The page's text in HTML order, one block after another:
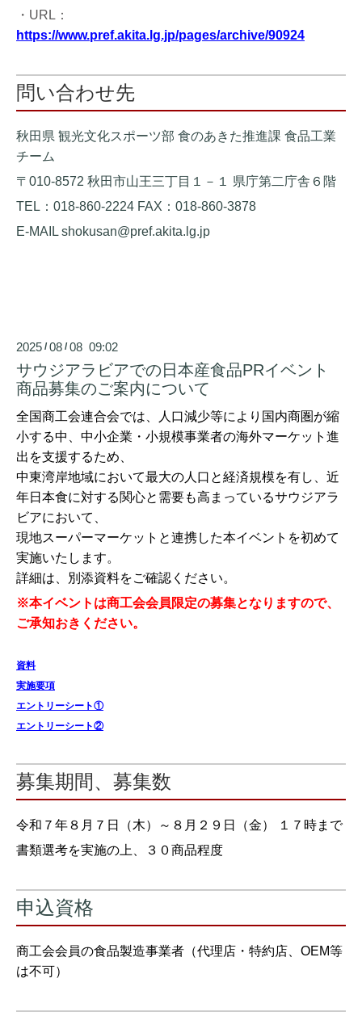
・URL：
https://www.pref.akita.lg.jp/pages/archive/90924
問い合わせ先
秋田県 観光文化スポーツ部 食のあきた推進課 食品工業
チーム
〒010-8572 秋田市山王三丁目１－１ 県庁第二庁舎６階
TEL：018-860-2224 FAX：018-860-3878
E-MAIL shokusan@pref.akita.lg.jp
2025 /08 /08 09:02
サウジアラビアでの日本産食品PRイベント
商品募集のご案内について
全国商工会連合会では、人口減少等により国内商圏が縮
小する中、中小企業・小規模事業者の海外マーケット進
出を支援するため、
中東湾岸地域において最大の人口と経済規模を有し、近
年日本食に対する関心と需要も高まっているサウジアラ
ビアにおいて、
現地スーパーマーケットと連携した本イベントを初めて
実施いたします。
詳細は、別添資料をご確認ください。
※本イベントは商工会会員限定の募集となりますので、
ご承知おきください。
資料
実施要項
エントリーシート①
エントリーシート②
募集期間、募集数
令和７年８月７日（木）～８月２９日（金） １７時まで
書類選考を実施の上、３０商品程度
申込資格
商工会会員の食品製造事業者（代理店・特約店、OEM等
は不可）